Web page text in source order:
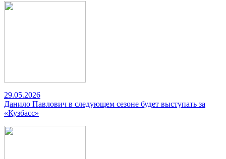
29.05.2026
Данило Павлович в следующем сезоне будет выступать за
«Кузбасс»